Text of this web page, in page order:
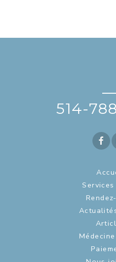
514-
Services